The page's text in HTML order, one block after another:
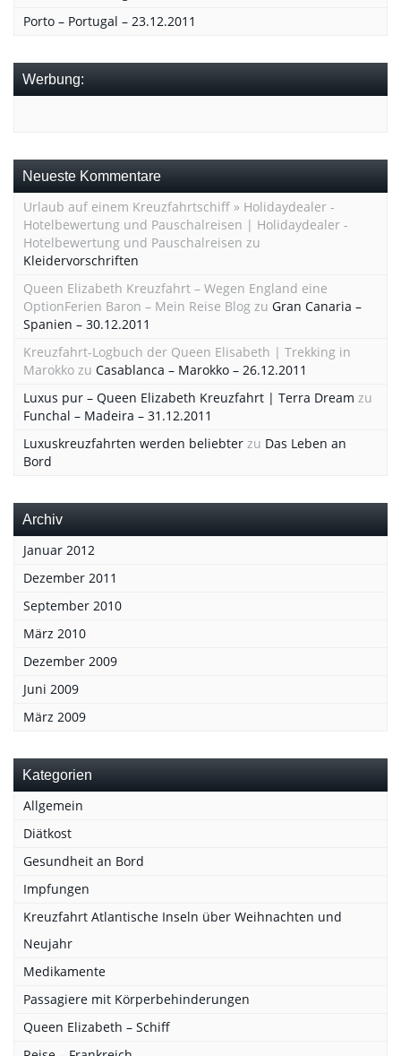
Porto – Portugal – 23.12.2011
Werbung:
Neueste Kommentare
Urlaub auf einem Kreuzfahrtschiff » Holidaydealer -
Hotelbewertung und Pauschalreisen | Holidaydealer -
Hotelbewertung und Pauschalreisen zu
Kleidervorschriften
Queen Elizabeth Kreuzfahrt – Wegen England eine
OptionFerien Baron – Mein Reise Blog zu Gran Canaria –
Spanien – 30.12.2011
Kreuzfahrt-Logbuch der Queen Elisabeth | Trekking in
Marokko zu Casablanca – Marokko – 26.12.2011
Luxus pur – Queen Elizabeth Kreuzfahrt | Terra Dream zu
Funchal – Madeira – 31.12.2011
Luxuskreuzfahrten werden beliebter zu Das Leben an
Bord
Archiv
Januar 2012
Dezember 2011
September 2010
März 2010
Dezember 2009
Juni 2009
März 2009
Kategorien
Allgemein
Diätkost
Gesundheit an Bord
Impfungen
Kreuzfahrt Atlantische Inseln über Weihnachten und
Neujahr
Medikamente
Passagiere mit Körperbehinderungen
Queen Elizabeth – Schiff